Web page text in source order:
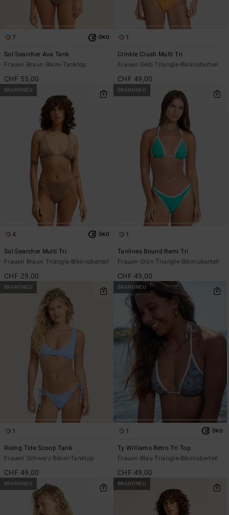
7 ÖKO
Sol Searcher Ava Tank
Frauen Braun Bikini-Tanktop
CHF 55,00
1
Crinkle Crush Multi Tri
Frauen Gelb Triangle-Bikinioberteil
CHF 49,00
BRANDNEU
4 ÖKO
Sol Searcher Multi Tri
Frauen Braun Triangle-Bikinioberteil
CHF 29,00
BRANDNEU
1
Tanlines Bound Remi Tri
Frauen Grün Triangle-Bikinioberteil
CHF 49,00
BRANDNEU
1
Rising Tide Scoop Tank
Frauen Schwarz Bikini-Tanktop
CHF 49,00
BRANDNEU
1 ÖKO
Ty Williams Retro Tri Top
Frauen Blau Triangle-Bikinioberteil
CHF 49,00
BRANDNEU BRANDNEU